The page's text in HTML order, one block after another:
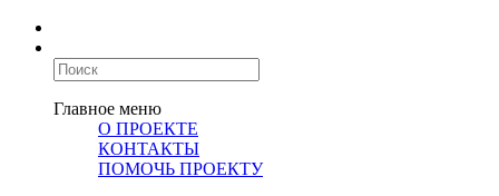
Главное меню
О ПРОЕКТЕ
КОНТАКТЫ
ПОМОЧЬ ПРОЕКТУ